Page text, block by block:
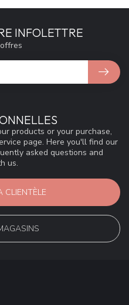
products or your purchase,
page. Here you'll find our
asked questions and
us.
CLIENTÈLE
INFOLETTRE